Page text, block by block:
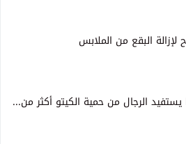
لإزالة البقع من الملابس
يستفيد الرجال من حمية الكيتو أكثر من...